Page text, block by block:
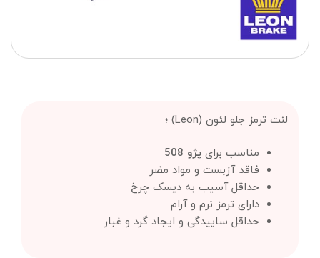
لنت ترمز جلو لئون (Leon) ؛
مناسب برای پژو 508
فاقد آزبست و مواد مضر
حداقل آسیب به دیسک چرخ
دارای ترمز نرم و آرام
حداقل ساییدگی و ایجاد گرد و غبار